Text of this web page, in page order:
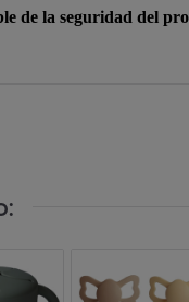
de la seguridad del